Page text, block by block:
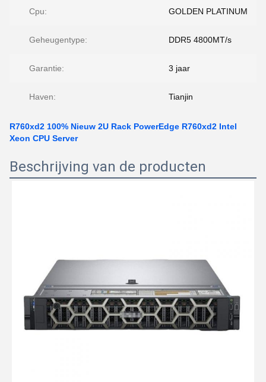
Cpu: GOLDEN PLATINUM
Geheugentype: DDR5 4800MT/s
Garantie: 3 jaar
Haven: Tianjin
R760xd2 100% Nieuw 2U Rack PowerEdge R760xd2 Intel
Xeon CPU Server
Beschrijving van de producten